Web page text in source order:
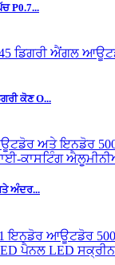
P0.7...
ਕੋਣ O...
ਅੰਦਰ...